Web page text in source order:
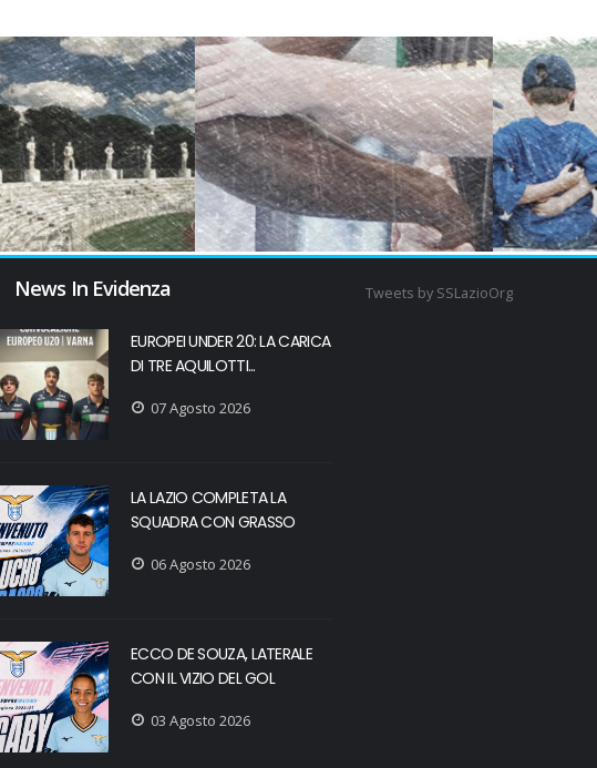
News In Evidenza
EUROPEI UNDER 20: LA CARICA
DI TRE AQUILOTTI...
07 Agosto 2026
LA LAZIO COMPLETA LA
SQUADRA CON GRASSO
06 Agosto 2026
ECCO DE SOUZA, LATERALE
CON IL VIZIO DEL GOL
03 Agosto 2026
Tweets by SSLazioOrg